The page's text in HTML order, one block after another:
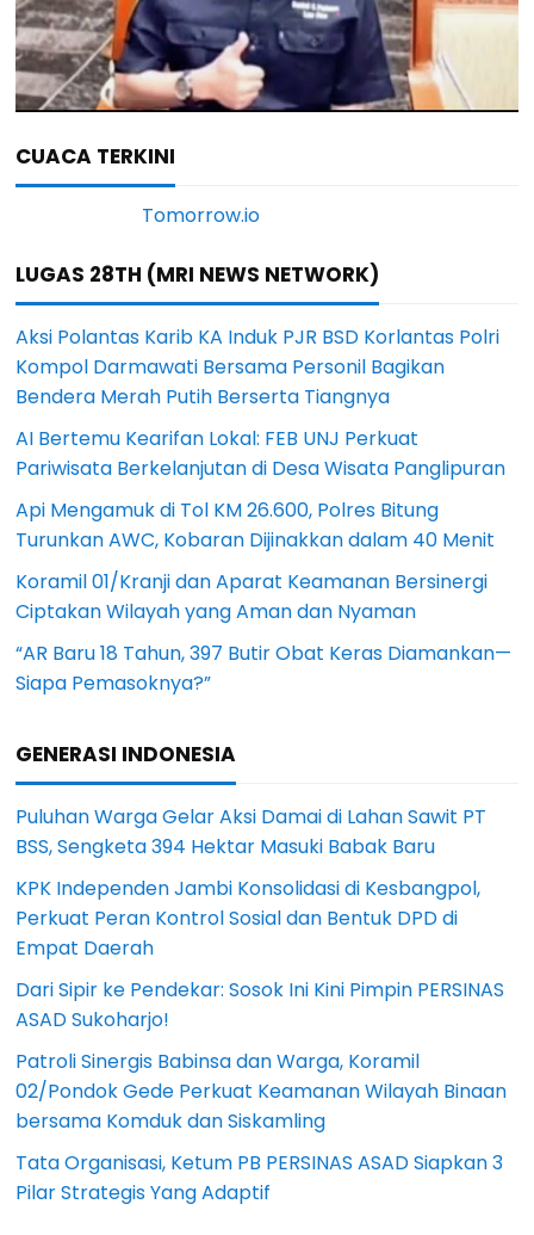
CUACA TERKINI
LUGAS 28TH (MRI NEWS NETWORK)
Aksi Polantas Karib KA Induk PJR BSD Korlantas Polri
Kompol Darmawati Bersama Personil Bagikan
Bendera Merah Putih Berserta Tiangnya
AI Bertemu Kearifan Lokal: FEB UNJ Perkuat
Pariwisata Berkelanjutan di Desa Wisata Panglipuran
Api Mengamuk di Tol KM 26.600, Polres Bitung
Turunkan AWC, Kobaran Dijinakkan dalam 40 Menit
Koramil 01/Kranji dan Aparat Keamanan Bersinergi
Ciptakan Wilayah yang Aman dan Nyaman
“AR Baru 18 Tahun, 397 Butir Obat Keras Diamankan—
Siapa Pemasoknya?”
GENERASI INDONESIA
Puluhan Warga Gelar Aksi Damai di Lahan Sawit PT
BSS, Sengketa 394 Hektar Masuki Babak Baru
KPK Independen Jambi Konsolidasi di Kesbangpol,
Perkuat Peran Kontrol Sosial dan Bentuk DPD di
Empat Daerah
Dari Sipir ke Pendekar: Sosok Ini Kini Pimpin PERSINAS
ASAD Sukoharjo!
Patroli Sinergis Babinsa dan Warga, Koramil
02/Pondok Gede Perkuat Keamanan Wilayah Binaan
bersama Komduk dan Siskamling
Tata Organisasi, Ketum PB PERSINAS ASAD Siapkan 3
Pilar Strategis Yang Adaptif